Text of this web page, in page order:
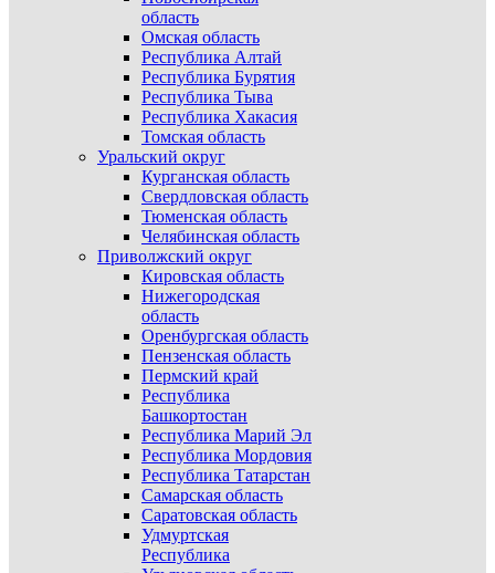
область
Омская область
Республика Алтай
Республика Бурятия
Республика Тыва
Республика Хакасия
Томская область
Уральский округ
Курганская область
Свердловская область
Тюменская область
Челябинская область
Приволжский округ
Кировская область
Нижегородская
область
Оренбургская область
Пензенская область
Пермский край
Республика
Башкортостан
Республика Марий Эл
Республика Мордовия
Республика Татарстан
Самарская область
Саратовская область
Удмуртская
Республика